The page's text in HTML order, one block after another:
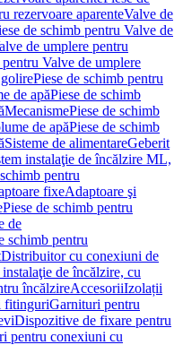
rezervoare aparenteValve de
de schimb pentru Valve de
de umplere pentru
Valve de umplere
Piese de schimb pentru
de apăPiese de schimb
MecanismePiese de schimb
de apăPiese de schimb
Sisteme de alimentareGeberit
instalaţie de încălzire ML,
pentru
fixeAdaptoare şi
Piese de schimb pentru
de
schimb pentru
Distribuitor cu conexiuni de
de încălzire, cu
încălzireAccesoriiIzolații
fitinguriGarnituri pentru
Dispozitive de fixare pentru
pentru conexiuni cu